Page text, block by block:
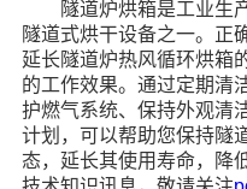
隧道炉烘箱是工业生
隧道式烘干设备之一。正
延长隧道炉热风循环烘箱
的工作效果。通过定期清
护燃气系统、保持外观清
计划，可以帮助您保持隧
态，延长其使用寿命，降